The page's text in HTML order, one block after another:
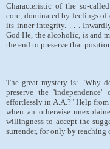
Characteristic of the so-
core, dominated by feelings
its inner integrity. . . .
God He, the alcoholic, is and
the end to preserve that
The great mystery is: "Why
preserve the
effortlessly in A.A.?" Help
when an otherwise
willingness to accept the
surrender, for only by reaching